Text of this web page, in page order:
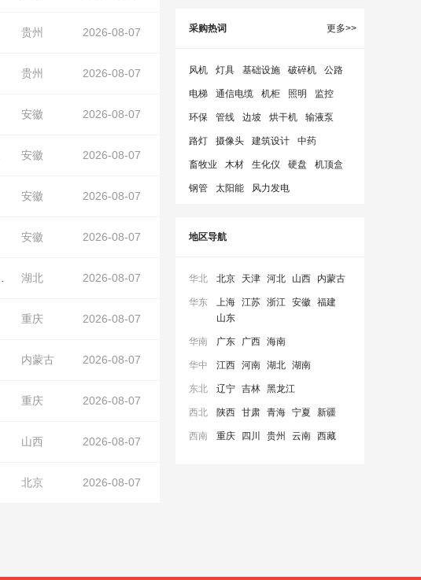
贵州 2026-08-07
贵州 2026-08-07
安徽 2026-08-07
水处理在正文中）
安徽 2026-08-07
安徽 2026-08-07
安徽 2026-08-07
湖北 2026-08-07
重庆 2026-08-07
内蒙古 2026-08-07
重庆 2026-08-07
山西 2026-08-07
北京 2026-08-07
采购热词 更多>>
风机 灯具 基础设施 破碎机 公路
电梯 通信电缆 机柜 照明 监控
环保 管线 边坡 烘干机 输液泵
路灯 摄像头 建筑设计 中药
畜牧业 木材 生化仪 硬盘 机顶盒
钢管 太阳能 风力发电
地区导航
华北 北京 天津 河北 山西 内蒙古
华东 上海 江苏 浙江 安徽 福建
山东
华南 广东 广西 海南
华中 江西 河南 湖北 湖南
东北 辽宁 吉林 黑龙江
西北 陕西 甘肃 青海 宁夏 新疆
西南 重庆 四川 贵州 云南 西藏